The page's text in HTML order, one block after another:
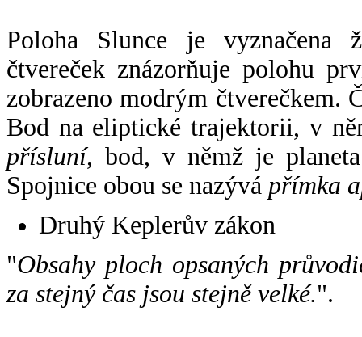
Poloha Slunce je vyznačena
čtvereček znázorňuje polohu
zobrazeno modrým čtverečkem.
Bod na eliptické trajektorii, v
přísluní, bod, v němž je
Spojnice obou se nazývá přímka
Druhý Keplerův zákon
"Obsahy ploch opsaných
za stejný čas jsou stejně velké.".